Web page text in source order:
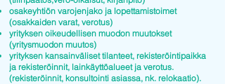
osakeyhtiön varojenjako ja lopettamistoimet
(osakkaiden varat, verotus)
yrityksen oikeudellisen muodon muutokset
(yritysmuodon muutos)
yrityksen kansainväliset tilanteet, rekisteröintipaikka
ja rekisteröinnit, lainkäyttöalueet ja verotus.
(rekisteröinnit, konsultointi asiassa, nk. relokaatio).